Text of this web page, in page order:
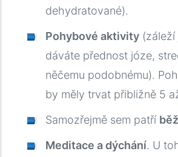
dehydratované).
Pohybové aktivity
dáváte přednost józe,
něčemu podobnému).
by měly trvat přibližně 5
Samozřejmě sem patří
Meditace a dýchání. U